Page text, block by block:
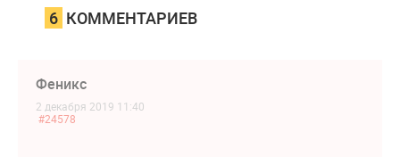
6 КОММЕНТАРИЕВ
Феникс
2 декабря 2019 11:40
#24578